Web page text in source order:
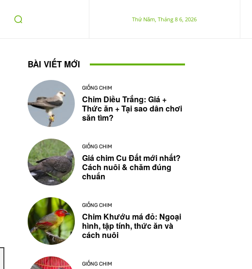
Thứ Năm, Tháng 8 6, 2026
BÀI VIẾT MỚI
GIỐNG CHIM
Chim Diều Trắng: Giá +
Thức ăn + Tại sao dân chơi
săn tìm?
GIỐNG CHIM
Giá chim Cu Đất mới nhất?
Cách nuôi & chăm đúng
chuẩn
GIỐNG CHIM
Chim Khướu má đỏ: Ngoại
hình, tập tính, thức ăn và
cách nuôi
GIỐNG CHIM